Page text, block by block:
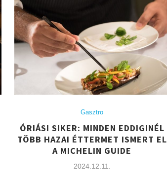
Gasztro
ÓRIÁSI SIKER: MINDEN EDDIGINÉL
TÖBB HAZAI ÉTTERMET ISMERT EL
A MICHELIN GUIDE
2024.12.11.